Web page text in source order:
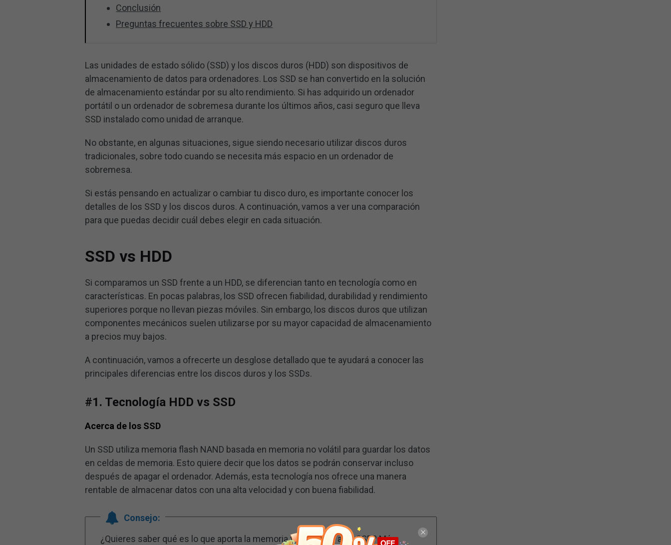
Conclusión
Preguntas frecuentes sobre SSD y HDD
Las unidades de estado sólido (SSD) y los discos duros (HDD) son dispositivos de
almacenamiento de datos para ordenadores. Los SSD se han convertido en la solución
de almacenamiento estándar por su alto rendimiento. Si has adquirido un ordenador
portátil o un ordenador de sobremesa durante los últimos años, casi seguro que lleva
SSD instalado como unidad de arranque.
No obstante, en algunas situaciones, sigue siendo necesario utilizar discos duros
tradicionales, sobre todo cuando se necesita más espacio en un ordenador de
sobremesa.
Si estás pensando en actualizar o cambiar tu disco duro, es importante conocer los
detalles de los SSD y los discos duros. A continuación, vamos a ver una comparación
para que puedas decidir cuál debes elegir en cada situación.
SSD vs HDD
Si comparamos un SSD frente a un HDD, se diferencian tanto en tecnología como en
características. En pocas palabras, los SSD ofrecen fiabilidad, durabilidad y rendimiento
superiores porque no llevan piezas móviles. Sin embargo, los discos duros que utilizan
componentes mecánicos suelen utilizarse por su mayor capacidad de almacenamiento
a precios muy bajos.
A continuación, vamos a ofrecerte un desglose detallado que te ayudará a conocer las
principales diferencias entre los discos duros y los SSDs.
#1. Tecnología HDD vs SSD
Acerca de los SSD
Un SSD utiliza memoria flash NAND basada en memoria no volátil para guardar los datos
en celdas de memoria. Esto quiere decir que los datos se podrán conservar incluso
después de apagar el ordenador. Además, esta tecnología nos ofrece una manera
rentable de almacenar datos con una alta velocidad y con buena fiabilidad.
Consejo:
¿Quieres saber qué es lo que aporta la memoria flash NAND a un SSD? Más